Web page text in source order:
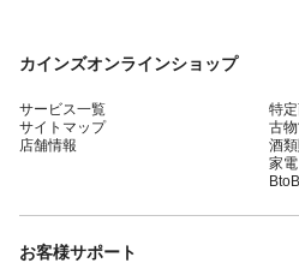
カインズオンラインショップ
サービス一覧
サイトマップ
店舗情報
特
古
酒
家
お客様サポート